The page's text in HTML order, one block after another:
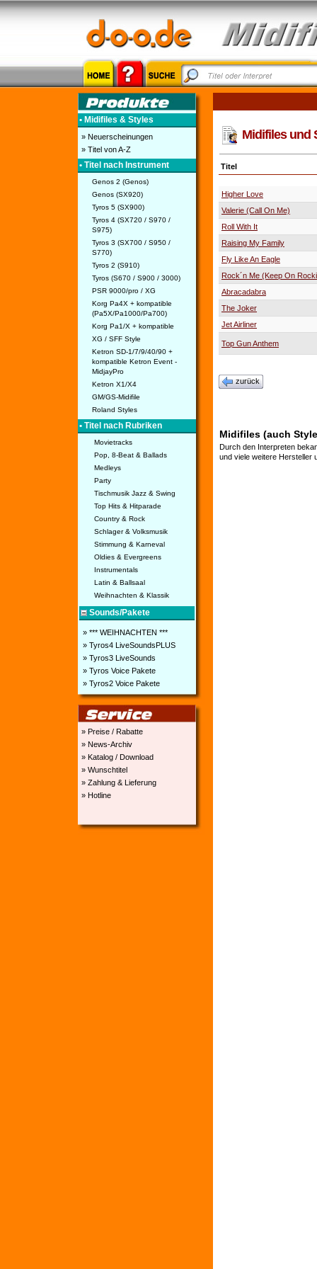
• Midifiles & Styles
» Neuerscheinungen
» Titel von A-Z
• Titel nach Instrument
Genos 2 (Genos)
Genos (SX920)
Tyros 5 (SX900)
Tyros 4 (SX720 / S970 /
S975)
Tyros 3 (SX700 / S950 /
S770)
Tyros 2 (S910)
Tyros (S670 / S900 / 3000)
PSR 9000/pro / XG
Korg Pa4X + kompatible
(Pa5X/Pa1000/Pa700)
Korg Pa1/X + kompatible
XG / SFF Style
Ketron SD-1/7/9/40/90 +
kompatible Ketron Event -
MidjayPro
Ketron X1/X4
GM/GS-Midifile
Roland Styles
• Titel nach Rubriken
Movietracks
Pop, 8-Beat & Ballads
Medleys
Party
Tischmusik Jazz & Swing
Top Hits & Hitparade
Country & Rock
Schlager & Volksmusik
Stimmung & Karneval
Oldies & Evergreens
Instrumentals
Latin & Ballsaal
Weihnachten & Klassik
Sounds/Pakete
» *** WEIHNACHTEN ***
» Tyros4 LiveSoundsPLUS
» Tyros3 LiveSounds
» Tyros Voice Pakete
» Tyros2 Voice Pakete
» Preise / Rabatte
» News-Archiv
» Katalog / Download
» Wunschtitel
» Zahlung & Lieferung
» Hotline
Midifiles und
Titel
Higher Love
Valerie (Call On Me)
Roll With It
Raising My Family
Fly Like An Eagle
Rock´n Me (Keep On
Abracadabra
The Joker
Jet Airliner
Top Gun Anthem
zurück
Midifiles (auch
Durch den Interpreten
und viele weitere Hersteller